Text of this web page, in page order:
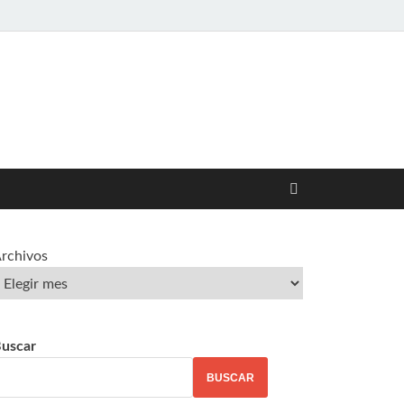
BUSCAR